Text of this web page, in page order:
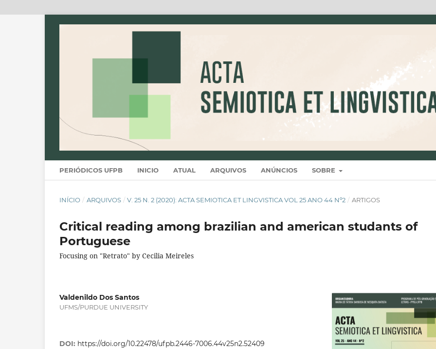
PERIÓDICOS UFPB INICIO ATUAL ARQUIVOS ANÚNCIOS SOBRE
INÍCIO / ARQUIVOS / V. 25 N. 2 (2020): ACTA SEMIOTICA ET LINGVISTICA VOL 25 ANO 44 Nº2 / ARTIGOS
Critical reading among brazilian and american studants of
Portuguese
Focusing on "Retrato" by Cecilia Meireles
Valdenildo Dos Santos
UFMS/PURDUE UNIVERSITY
DOI: https://doi.org/10.22478/ufpb.2446-7006.44v25n2.52409